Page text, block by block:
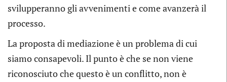
svilupperanno gli avvenimenti e come avanzerà il
processo.
La proposta di mediazione è un problema di cui
siamo consapevoli. Il punto è che se non viene
riconosciuto che questo è un conflitto, non è